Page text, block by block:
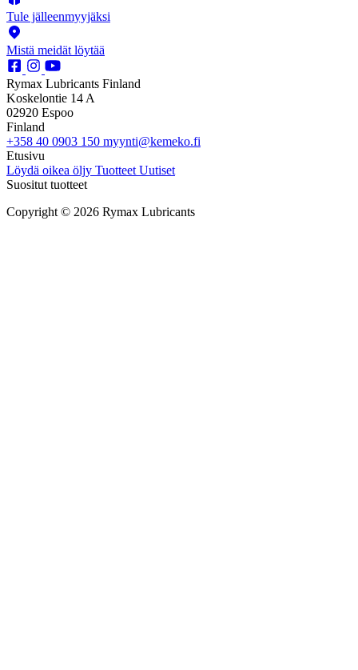
Tule jälleenmyyjäksi
Mistä meidät löytää
Rymax Lubricants Finland
Koskelontie 14 A
02920 Espoo
Finland
+358 40 0903 150 myynti@kemeko.fi
Etusivu
Löydä oikea öljy Tuotteet Uutiset
Suositut tuotteet
Copyright © 2026 Rymax Lubricants